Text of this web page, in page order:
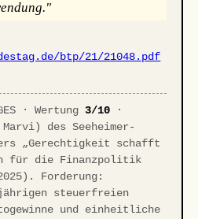
btp/21/21048.pdf
· Wertung3/10 ·
des Seeheimer-
„Gerechtigkeit schafft
für die Finanzpolitik
Forderung:
steuerfreien
und einheitliche